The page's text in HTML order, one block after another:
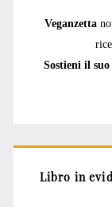
Veganzetta
Sostieni il
Libro in